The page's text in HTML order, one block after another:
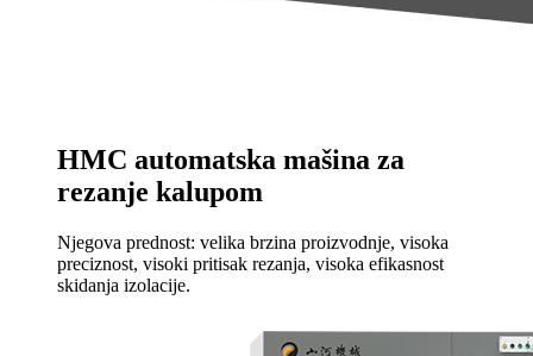
HMC automatska mašina za
rezanje kalupom
Njegova prednost: velika brzina proizvodnje, visoka
preciznost, visoki pritisak rezanja, visoka efikasnost
skidanja izolacije.